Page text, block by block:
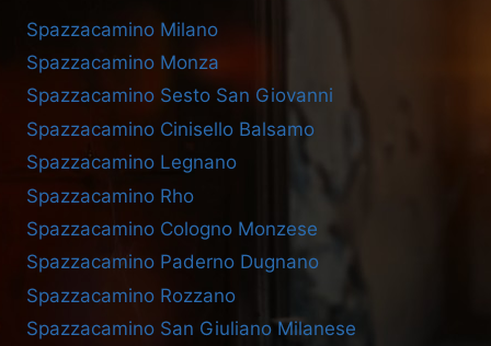
Spazzacamino Milano
Spazzacamino Monza
Spazzacamino Sesto San Giovanni
Spazzacamino Cinisello Balsamo
Spazzacamino Legnano
Spazzacamino Rho
Spazzacamino Cologno Monzese
Spazzacamino Paderno Dugnano
Spazzacamino Rozzano
Spazzacamino San Giuliano Milanese